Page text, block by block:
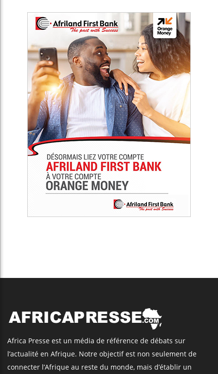
Africa Presse est un média de référence de débats sur
l’actualité en Afrique. Notre objectif est non seulement de
connecter l’Afrique au reste du monde, mais d’établir un